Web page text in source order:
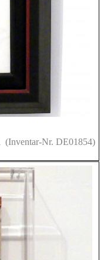
(Inventar-Nr. DE01854)